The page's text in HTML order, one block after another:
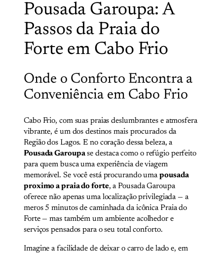
Pousada Garoupa: A
Passos da Praia do
Forte em Cabo Frio
Onde o Conforto Encontra a
Conveniência em Cabo Frio
Cabo Frio, com suas praias deslumbrantes e atmosfera
vibrante, é um dos destinos mais procurados da
Região dos Lagos. E no coração dessa beleza, a
Pousada Garoupase destaca como o refúgio perfeito
para quem busca uma experiência de viagem
memorável. Se você está procurando umapousada
proximo a praia do forte, a Pousada Garoupa
oferece não apenas uma localização privilegiada — a
meros 5 minutos de caminhada da icônica Praia do
Forte — mas também um ambiente acolhedor e
serviços pensados para o seu total conforto.
Imagine a facilidade de deixar o carro de lado e, em